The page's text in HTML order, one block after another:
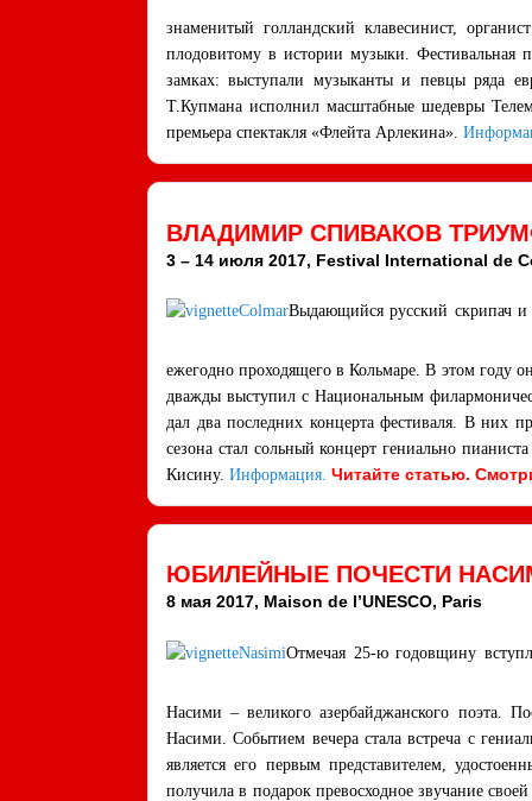
знаменитый голландский клавесинист,
плодовитому в истории музыки. Фестивальная
замках: выступали музыканты и певцы ряда
Т.Купмана исполнил масштабные шедевры
премьера спектакля «Флейта Арлекина».
ВЛАДИМИР СПИВАКОВ
3 – 14 июля 2017, Festival International de
Выдающийся русский скрипач и
ежегодно проходящего в Кольмаре. В этом году
дважды выступил с Национальным
дал два последних концерта фестиваля. В них
сезона стал сольный концерт гениально
Кисину. Информация. Читайте статью.
ЮБИЛЕЙНЫЕ ПОЧЕСТИ
8 мая 2017, Maison de l’UNESCO, Paris
Отмечая 25-ю годовщину
Насими – великого азербайджанского поэта.
Насими. Событием вечера стала встреча с
является его первым представителем,
получила в подарок превосходное звучание